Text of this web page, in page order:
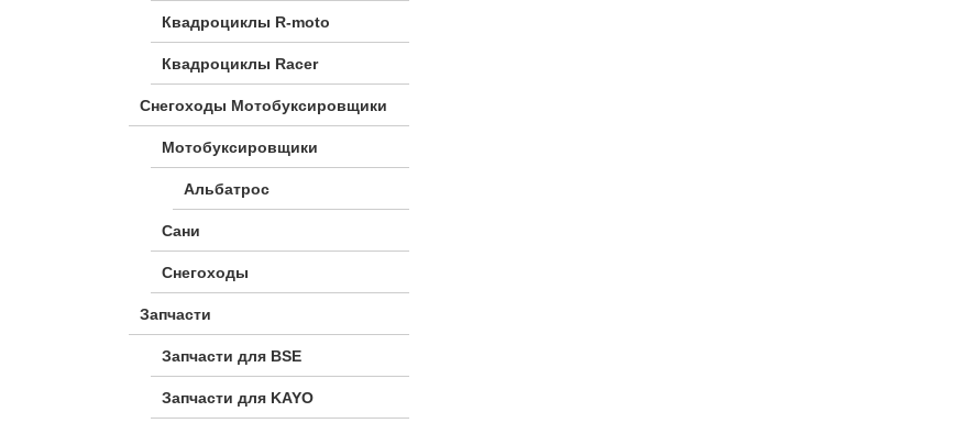
Квадроциклы R-moto
Квадроциклы Racer
Снегоходы Мотобуксировщики
Мотобуксировщики
Альбатрос
Сани
Снегоходы
Запчасти
Запчасти для BSE
Запчасти для KAYO